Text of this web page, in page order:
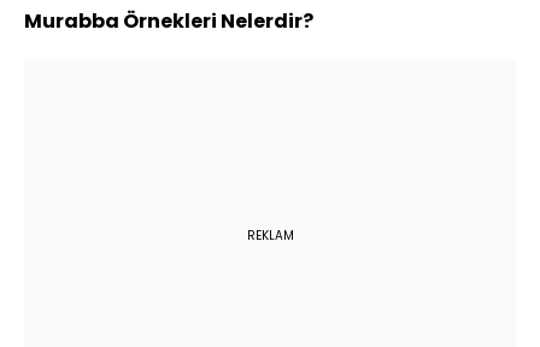
Murabba Örnekleri Nelerdir?
REKLAM